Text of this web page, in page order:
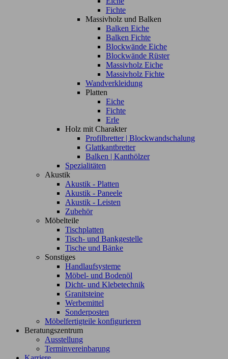
Fichte
Massivholz und Balken
Balken Eiche
Balken Fichte
Blockwände Eiche
Blockwände Rüster
Massivholz Eiche
Massivholz Fichte
Wandverkleidung
Platten
Eiche
Fichte
Erle
Holz mit Charakter
Profilbretter | Blockwandschalung
Glattkantbretter
Balken | Kanthölzer
Spezialitäten
Akustik
Akustik - Platten
Akustik - Paneele
Akustik - Leisten
Zubehör
Möbelteile
Tischplatten
Tisch- und Bankgestelle
Tische und Bänke
Sonstiges
Handlaufsysteme
Möbel- und Bodenöl
Dicht- und Klebetechnik
Granitsteine
Werbemittel
Sonderposten
Möbelfertigteile konfigurieren
Beratungszentrum
Ausstellung
Terminvereinbarung